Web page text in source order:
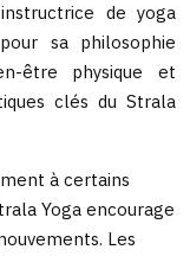
de yoga
sa philosophie
être physique et
clés du Strala
à certains
Yoga encourage
Les